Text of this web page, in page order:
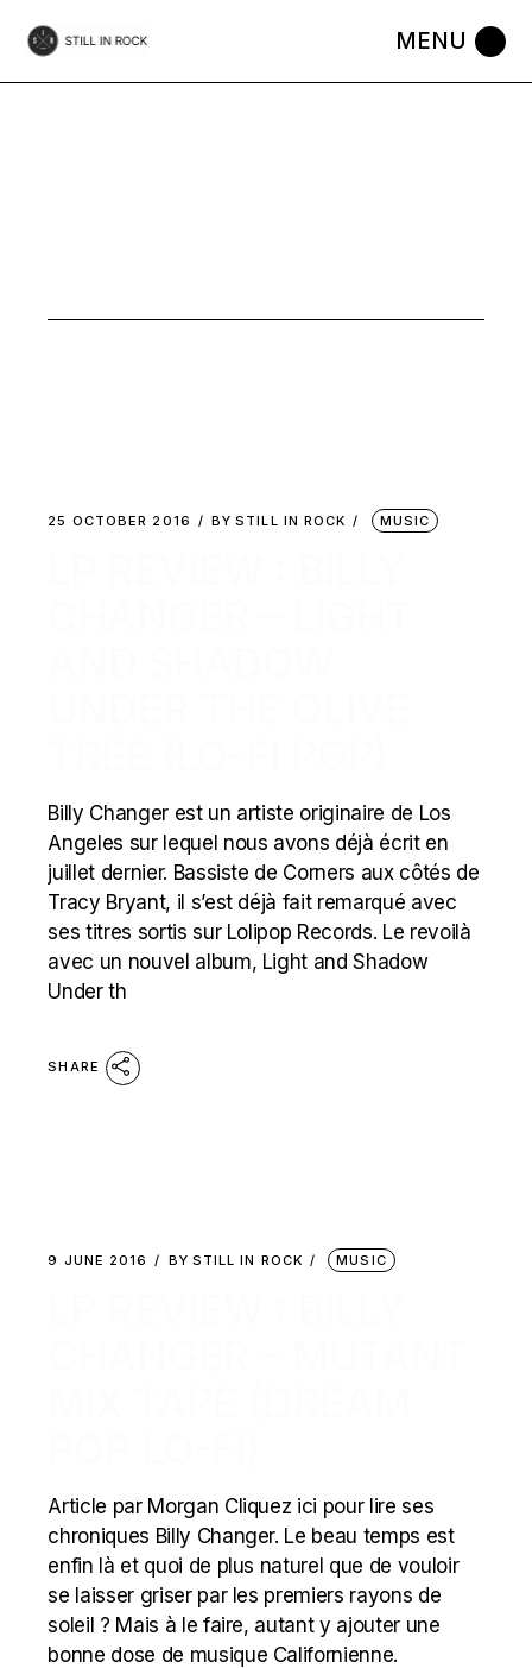
the
25 OCTOBER 2016 BY STILL IN ROCK MUSIC
Billy Changer est un artiste originaire de Los
Angeles sur lequel nous avons déjà écrit en
juillet dernier. Bassiste de Corners aux côtés de
Tracy Bryant, il s’est déjà fait remarqué avec
ses titres sortis sur Lolipop Records. Le revoilà
avec un nouvel album, Light and Shadow
Under th
SHARE
9 JUNE 2016 BY STILL IN ROCK MUSIC
Article par Morgan Cliquez ici pour lire ses
chroniques Billy Changer. Le beau temps est
enfin là et quoi de plus naturel que de vouloir
se laisser griser par les premiers rayons de
soleil ? Mais à le faire, autant y ajouter une
bonne dose de musique Californienne.